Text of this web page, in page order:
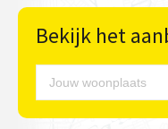
Bekijk het